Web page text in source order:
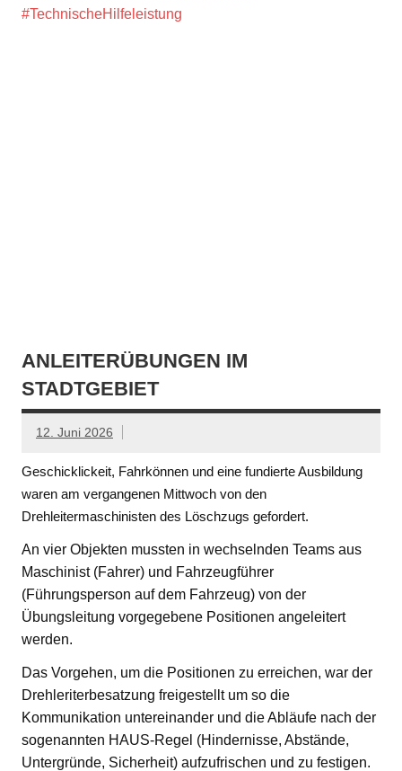
#TechnischeHilfeleistung
ANLEITERÜBUNGEN IM
STADTGEBIET
12. Juni 2026
Geschicklickeit, Fahrkönnen und eine fundierte Ausbildung
waren am vergangenen Mittwoch von den
Drehleitermaschinisten des Löschzugs gefordert.
An vier Objekten mussten in wechselnden Teams aus
Maschinist (Fahrer) und Fahrzeugführer
(Führungsperson auf dem Fahrzeug) von der
Übungsleitung vorgegebene Positionen angeleitert
werden.
Das Vorgehen, um die Positionen zu erreichen, war der
Drehleriterbesatzung freigestellt um so die
Kommunikation untereinander und die Abläufe nach der
sogenannten HAUS-Regel (Hindernisse, Abstände,
Untergründe, Sicherheit) aufzufrischen und zu festigen.